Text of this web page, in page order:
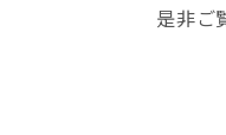
是非ご